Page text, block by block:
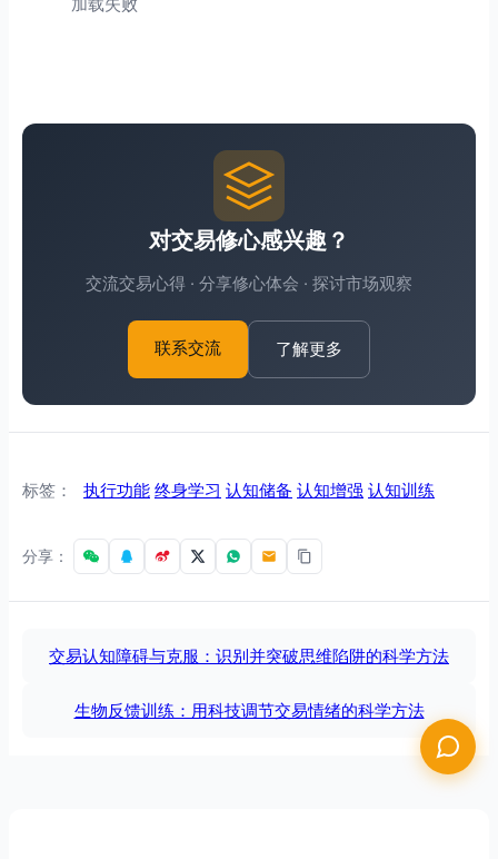
对交易修心感兴趣？
交流交易心得 · 分享修心体会 · 探讨市场观察
联系交流 了解更多
标签： 执行功能 终身学习 认知储备 认知增强 认知训练
分享：
交易认知障碍与克服：识别并突破思维陷阱的科学方法
生物反馈训练：用科技调节交易情绪的科学方法